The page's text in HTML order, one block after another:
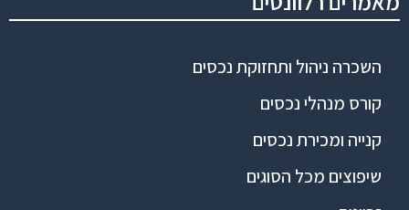
השכרה ניהול ותחזוקת נכסים
קורס מנהלי נכסים
קנייה ומכירת נכסים
שיפוצים מכל הסוגים